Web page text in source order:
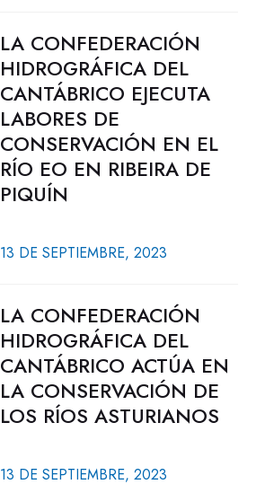
LA CONFEDERACIÓN
HIDROGRÁFICA DEL
CANTÁBRICO EJECUTA
LABORES DE
CONSERVACIÓN EN EL
RÍO EO EN RIBEIRA DE
PIQUÍN
13 DE SEPTIEMBRE, 2023
LA CONFEDERACIÓN
HIDROGRÁFICA DEL
CANTÁBRICO ACTÚA EN
LA CONSERVACIÓN DE
LOS RÍOS ASTURIANOS
13 DE SEPTIEMBRE, 2023